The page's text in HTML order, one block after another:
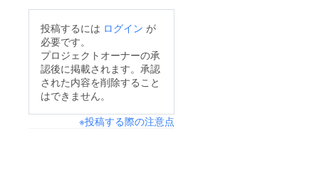
投稿するには ログイン が
必要です。
プロジェクトオーナーの承
認後に掲載されます。承認
された内容を削除すること
はできません。
※投稿する際の注意点